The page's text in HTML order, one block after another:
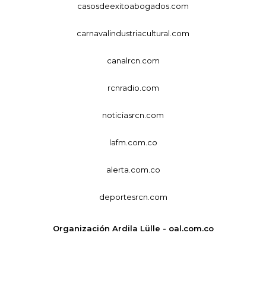
casosdeexitoabogados.com
carnavalindustriacultural.com
canalrcn.com
rcnradio.com
noticiasrcn.com
lafm.com.co
alerta.com.co
deportesrcn.com
Organización Ardila Lülle - oal.com.co